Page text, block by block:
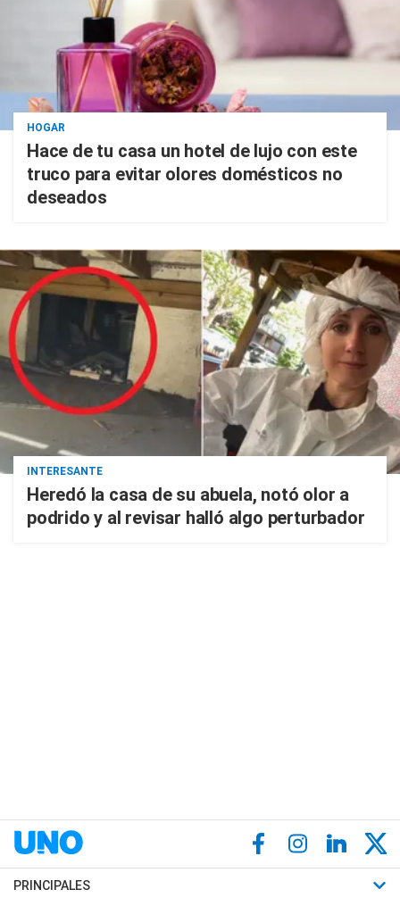
HOGAR
Hace de tu casa un hotel de lujo con este
truco para evitar olores domésticos no
deseados
INTERESANTE
Heredó la casa de su abuela, notó olor a
podrido y al revisar halló algo perturbador
PRINCIPALES